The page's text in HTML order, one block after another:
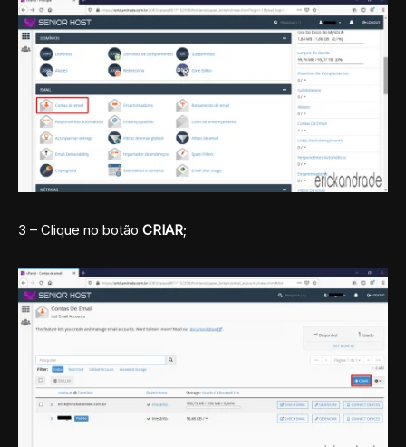
3 – Clique no botão CRIAR;